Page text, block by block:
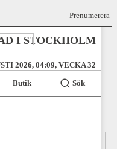
Prenumerera
I STOCKHOLM
2026, 04:09, VECKA 32
Butik Sök